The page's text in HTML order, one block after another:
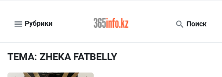
Рубрики Поиск
ТЕМА: ZHEKA FATBELLY